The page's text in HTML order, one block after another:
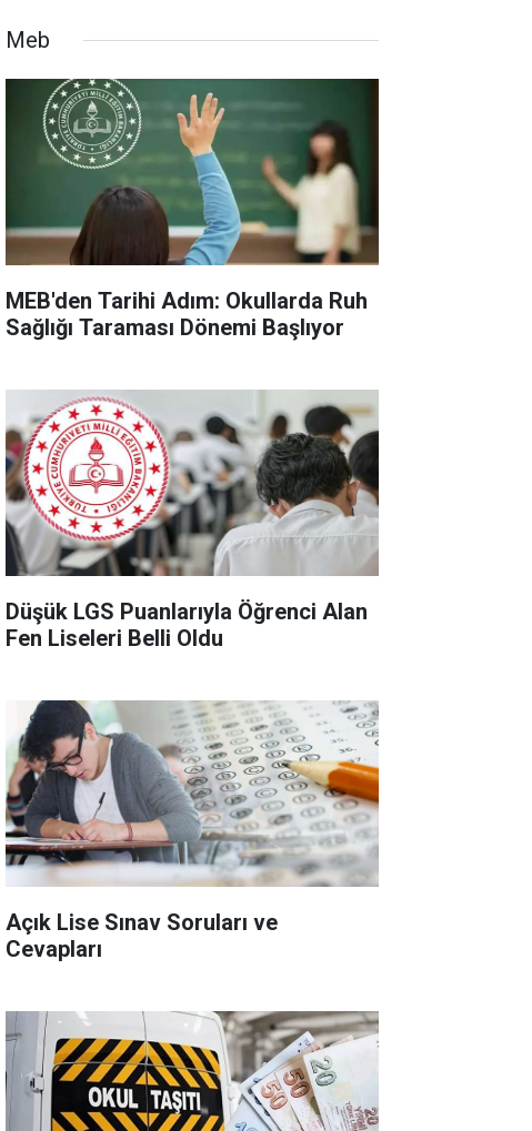
Meb
MEB'den Tarihi Adım: Okullarda Ruh
Sağlığı Taraması Dönemi Başlıyor
Düşük LGS Puanlarıyla Öğrenci Alan
Fen Liseleri Belli Oldu
Açık Lise Sınav Soruları ve
Cevapları